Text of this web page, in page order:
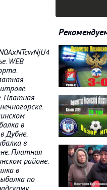
WEB
Платная
в
Дубне.
в
Платная
районе.
в
по